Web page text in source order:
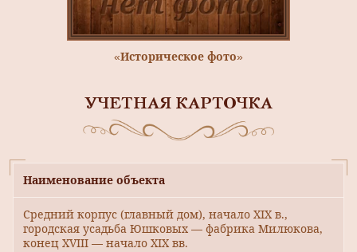
«Историческое фото»
УЧЕТНАЯ КАРТОЧКА
Наименование объекта
Средний корпус (главный дом), начало XIX в.,
городская усадьба Юшковых — фабрика Милюкова,
конец XVIII — начало XIX вв.